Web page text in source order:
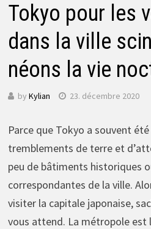
Tokyo pour les
dans la ville
néons la vie
by Kylian 23. décembre 2020
Parce que Tokyo a souvent
tremblements de terre et
peu de bâtiments historiques
correspondantes de la ville.
visiter la capitale japonaise,
vous attend. La métropole est